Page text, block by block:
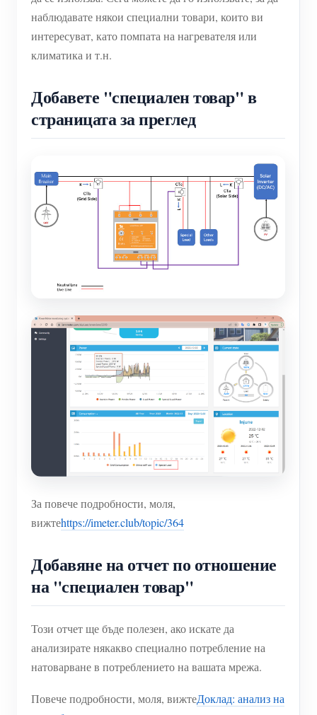
наблюдавате някои специални товари, които ви
интересуват, като помпата на нагревателя или
климатика и т.н.
Добавете "специален товар" в
страницата за преглед
За повече подробности, моля,
вижтеhttps://imeter.club/topic/364
Добавяне на отчет по отношение
на "специален товар"
Този отчет ще бъде полезен, ако искате да
анализирате някакво специално потребление на
натоварване в потреблението на вашата мрежа.
Повече подробности, моля, вижтеДоклад: анализ на